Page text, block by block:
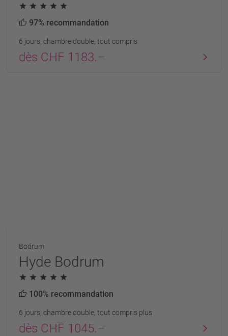
97% recommandation
6 jours, chambre double, tout compris
dès CHF 1183.–
Bodrum
Hyde Bodrum
100% recommandation
6 jours, chambre double, tout compris plus
dès CHF 1045.–